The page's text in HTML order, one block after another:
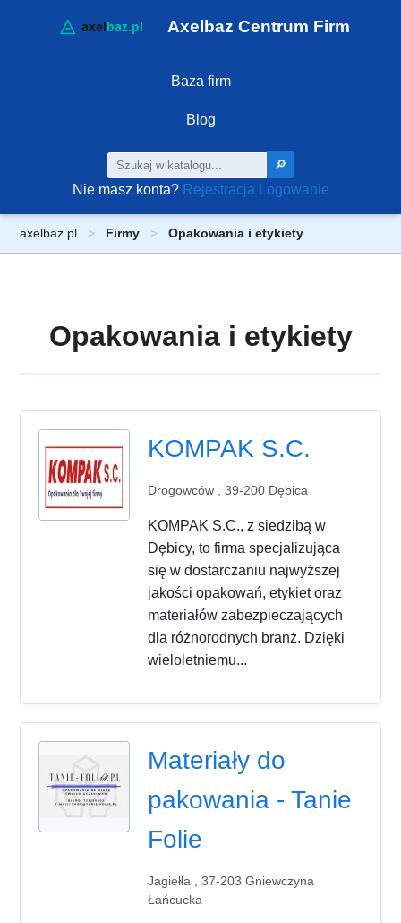
Axelbaz Centrum Firm
Baza firm
Blog
🔎
Nie masz konta? Rejestracja Logowanie
axelbaz.pl Firmy Opakowania i etykiety
Opakowania i etykiety
KOMPAK S.C.
Drogowców , 39-200 Dębica
KOMPAK S.C., z siedzibą w
Dębicy, to firma specjalizująca
się w dostarczaniu najwyższej
jakości opakowań, etykiet oraz
materiałów zabezpieczających
dla różnorodnych branż. Dzięki
wieloletniemu...
Materiały do
pakowania - Tanie
Folie
Jagiełła , 37-203 Gniewczyna
Łańcucka